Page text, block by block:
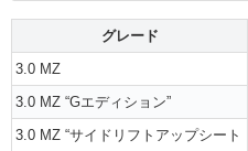
グレード
3.0 MZ
3.0 MZ “Gエディション”
3.0 MZ “サイドリフトアップシート